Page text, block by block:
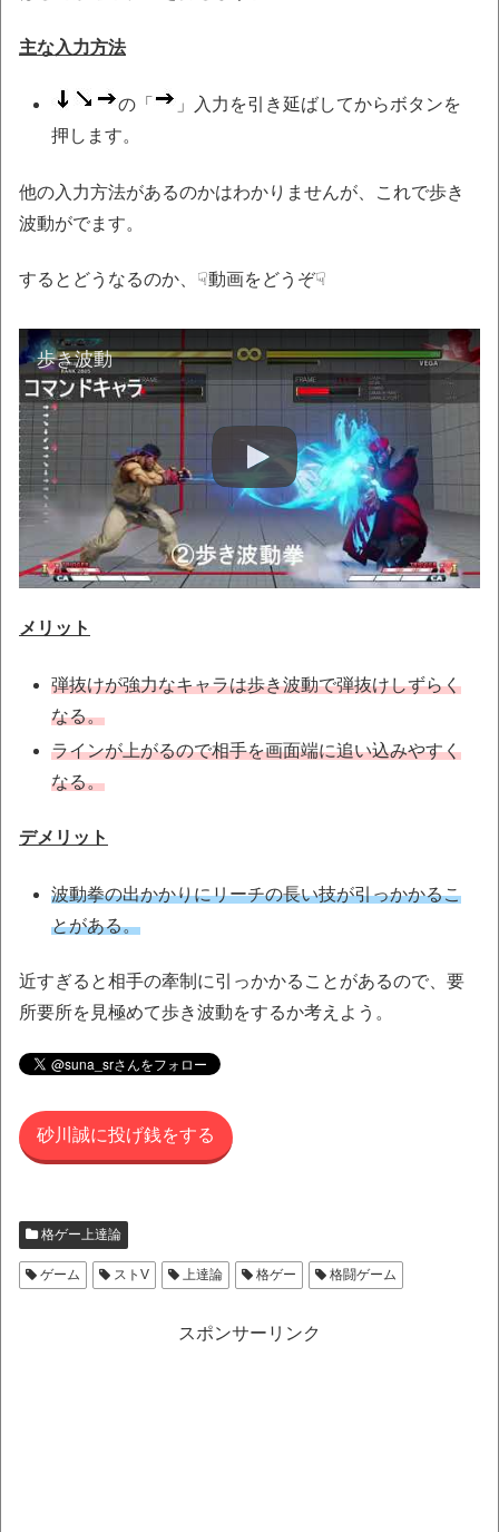
主な入力方法
の「
」入力を引き延ばしてからボタンを
押します。
他の入力方法があるのかはわかりませんが、これで歩き
波動がでます。
するとどうなるのか、☟動画をどうぞ☟
歩き波動
メリット
弾抜けが強力なキャラは歩き波動で弾抜けしずらく
なる。
ラインが上がるので相手を画面端に追い込みやすく
なる。
デメリット
波動拳の出かかりにリーチの長い技が引っかかるこ
とがある。
近すぎると相手の牽制に引っかかることがあるので、要
所要所を見極めて歩き波動をするか考えよう。
砂川誠に投げ銭をする
格ゲー上達論
ゲーム ストV 上達論 格ゲー 格闘ゲーム
スポンサーリンク